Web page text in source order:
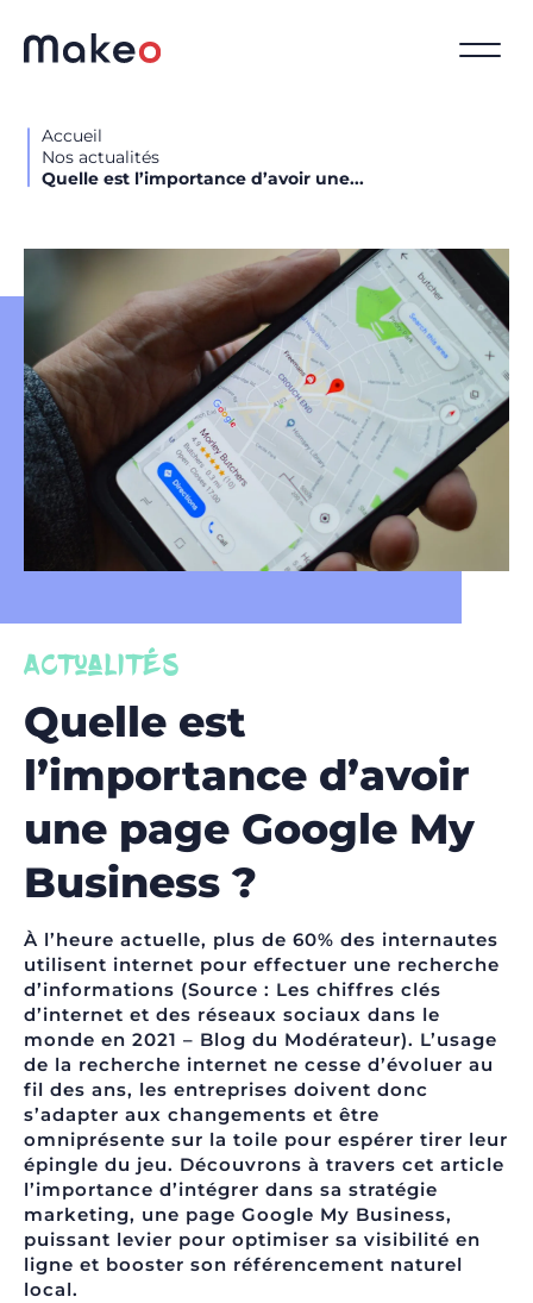
Accueil
Nos actualités
Quelle est l’importance d’avoir une...
Actualités
Quelle est
l’importance d’avoir
une page Google My
Business ?
À l’heure actuelle, plus de 60% des internautes
utilisent internet pour effectuer une recherche
d’informations (Source : Les chiffres clés
d’internet et des réseaux sociaux dans le
monde en 2021 – Blog du Modérateur). L’usage
de la recherche internet ne cesse d’évoluer au
fil des ans, les entreprises doivent donc
s’adapter aux changements et être
omniprésente sur la toile pour espérer tirer leur
épingle du jeu. Découvrons à travers cet article
l’importance d’intégrer dans sa stratégie
marketing, une page Google My Business,
puissant levier pour optimiser sa visibilité en
ligne et booster son référencement naturel
local.